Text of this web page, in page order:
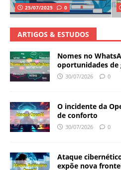
25/07/2025 0
ARTIGOS & ESTUDOS
Nomes no
oportunidades de
30/07/2026 0
O incidente da
de conforto
30/07/2026 0
Ataque
expõe nova